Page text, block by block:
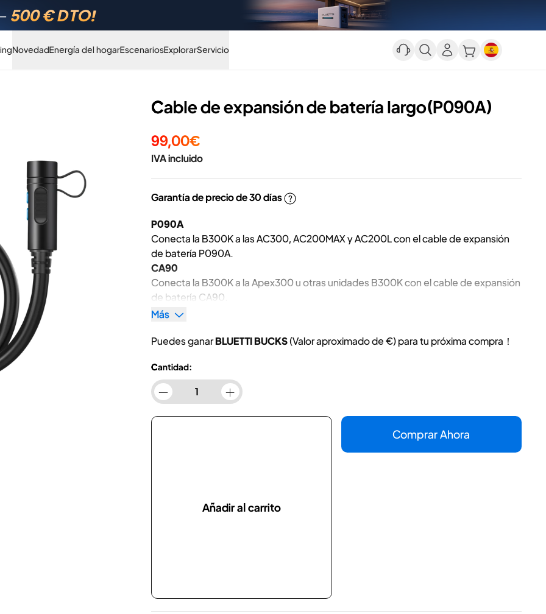
NovedadEnergía del hogarEscenariosExplorarServicio
Cable de expansión de batería largo(P090A)
99,00€
IVA incluido
Garantía de precio de 30 días
P090A
Conecta la B300K a las AC300, AC200MAX y AC200L con el cable de expansión
de batería P090A.
CA90
Conecta la B300K a la Apex300 u otras unidades B300K con el cable de expansión
de batería CA90.
Más
Puedes ganarBLUETTI BUCKS(Valor aproximado de€) para tu próxima compra！
Cantidad:
Añadir al carrito
Comprar Ahora